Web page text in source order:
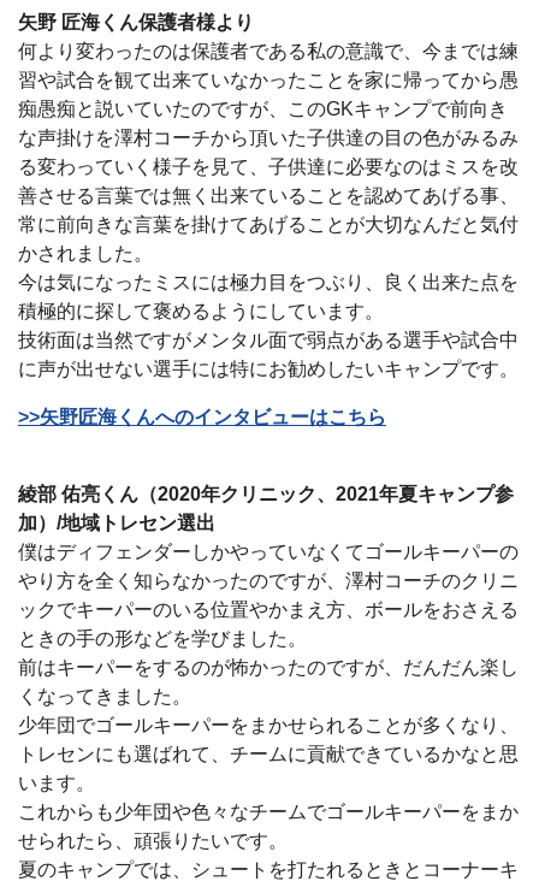
矢野 匠海くん保護者様より
何より変わったのは保護者である私の意識で、今までは練
習や試合を観て出来ていなかったことを家に帰ってから愚
痴愚痴と説いていたのですが、このGKキャンプで前向き
な声掛けを澤村コーチから頂いた子供達の目の色がみるみ
る変わっていく様子を見て、子供達に必要なのはミスを改
善させる言葉では無く出来ていることを認めてあげる事、
常に前向きな言葉を掛けてあげることが大切なんだと気付
かされました。
今は気になったミスには極力目をつぶり、良く出来た点を
積極的に探して褒めるようにしています。
技術面は当然ですがメンタル面で弱点がある選手や試合中
に声が出せない選手には特にお勧めしたいキャンプです。
>>矢野匠海くんへのインタビューはこちら
綾部 佑亮くん（2020年クリニック、2021年夏キャンプ参
加）/地域トレセン選出
僕はディフェンダーしかやっていなくてゴールキーパーの
やり方を全く知らなかったのですが、澤村コーチのクリニ
ックでキーパーのいる位置やかまえ方、ボールをおさえる
ときの手の形などを学びました。
前はキーパーをするのが怖かったのですが、だんだん楽し
くなってきました。
少年団でゴールキーパーをまかせられることが多くなり、
トレセンにも選ばれて、チームに貢献できているかなと思
います。
これからも少年団や色々なチームでゴールキーパーをまか
せられたら、頑張りたいです。
夏のキャンプでは、シュートを打たれるときとコーナーキ